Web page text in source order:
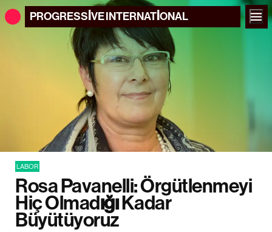
PROGRESSIVEINTERNATIONAL
LABOR
Rosa Pavanelli: Örgütlenmeyi
Hiç Olmadığı Kadar
Büyütüyoruz